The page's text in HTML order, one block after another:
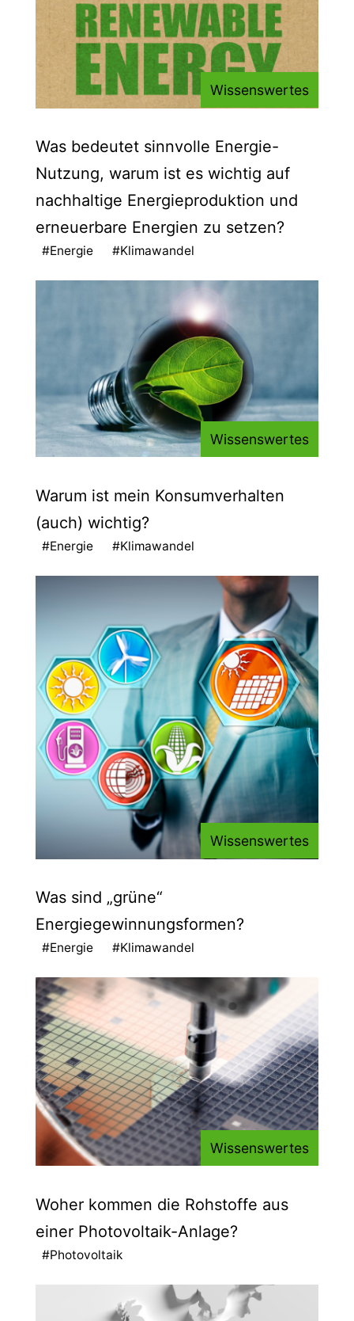
Wissenswertes
Was bedeutet sinnvolle Energie-
Nutzung, warum ist es wichtig auf
nachhaltige Energieproduktion und
erneuerbare Energien zu setzen?
#Energie #Klimawandel
Wissenswertes
Warum ist mein Konsumverhalten
(auch) wichtig?
#Energie #Klimawandel
Wissenswertes
Was sind „grüne“
Energiegewinnungsformen?
#Energie #Klimawandel
Wissenswertes
Woher kommen die Rohstoffe aus
einer Photovoltaik-Anlage?
#Photovoltaik